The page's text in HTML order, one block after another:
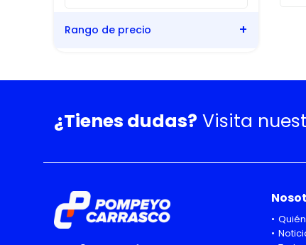
Rango de precio
¿Tienes dudas? Visita